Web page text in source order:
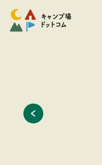
キャンプ場
ドットコム
予約